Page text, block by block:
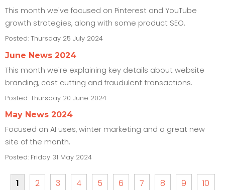
This month we've focused on Pinterest and YouTube
growth strategies, along with some product SEO.
Posted: Thursday 25 July 2024
June News 2024
This month we're explaining key details about website
branding, cost cutting and fraudulent transactions.
Posted: Thursday 20 June 2024
May News 2024
Focused on AI uses, winter marketing and a great new
site of the month.
Posted: Friday 31 May 2024
1 2 3 4 5 6 7 8 9 10